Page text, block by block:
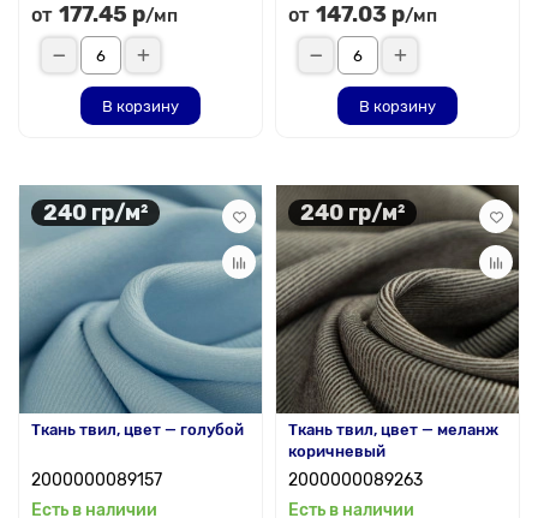
от 177.45 р/мп
В корзину
от 147.03 р/мп
В корзину
240 гр/м²
Ткань твил, цвет — голубой
2000000089157
Есть в наличии
240 гр/м²
Ткань твил, цвет — меланж
коричневый
2000000089263
Есть в наличии